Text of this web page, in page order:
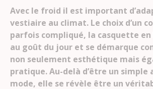
Avec le froid il est important
vestiaire au climat. Le choix d’un
parfois compliqué, la casquette
au goût du jour et se démarque
non seulement esthétique mais
pratique. Au-delà d’être un simple
mode, elle se révèle être un